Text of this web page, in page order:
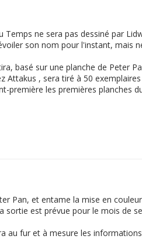
ne sera pas dessiné par
son nom pour l'instant, mais
basé sur une planche de Peter
, sera tiré à 50
première les premières planches
Pan, et entame la mise en
sortie est prévue pour le mois de
au fur et à mesure les